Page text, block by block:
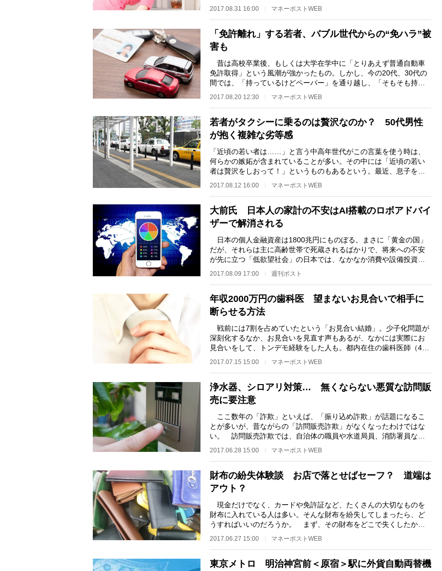
2017.08.31 16:00 マネーポストWEB
「免許離れ」する若者、バブル世代からの“免ハラ”被
害も
昔は高校卒業後、もしくは大学在学中に「とりあえず普通自動車
免許取得」という風潮が強かったもの。しかし、今の20代、30代の
間では、「持っているけどペーパー」を通り越し、「そもそも持っ
2017.08.20 12:30 マネーポストWEB
若者がタクシーに乗るのは贅沢なのか？ 50代男性
が抱く複雑な劣等感
「近頃の若い者は……」と言う中高年世代がこの言葉を使う時は、
何らかの嫉妬が含まれていることが多い。その中には「近頃の若い
者は贅沢をしおって！」というものもあるという。最近、息子を大
2017.08.12 16:00 マネーポストWEB
大前氏 日本人の家計の不安はAI搭載のロボアドバイ
ザーで解消される
日本の個人金融資産は1800兆円にものぼる。まさに「黄金の国」
だが、それらは主に高齢世帯で死蔵されるばかりで、将来への不安
が先に立つ「低欲望社会」の日本では、なかなか消費や設備投資に
向かない。経営コン…
2017.08.09 17:00 週刊ポスト
年収2000万円の歯科医 望まないお見合いで相手に
断らせる方法
戦前には7割を占めていたという「お見合い結婚」。少子化問題が
深刻化するなか、お見合いを見直す声もあるが、なかには実際にお
見合いをして、トンデモ経験をした人も。都内在住の歯科医師（43
2017.07.15 15:00 マネーポストWEB
浄水器、シロアリ対策… 無くならない悪質な訪問販
売に要注意
ここ数年の「詐欺」といえば、「振り込め詐欺」が話題になるこ
とが多いが、昔ながらの「訪問販売詐欺」がなくなったわけではな
い。 訪問販売詐欺では、自治体の職員や水道局員、消防署員など
2017.06.28 15:00 マネーポストWEB
財布の紛失体験談 お店で落とせばセーフ？ 道端は
アウト？
現金だけでなく、カードや免許証など、たくさんの大切なものを
財布に入れている人は多い。そんな財布を紛失してしまったら、ど
うすればいいのだろうか。 まず、その財布をどこで失くしたかを
2017.06.27 15:00 マネーポストWEB
東京メトロ 明治神宮前＜原宿＞駅に外貨自動両替機